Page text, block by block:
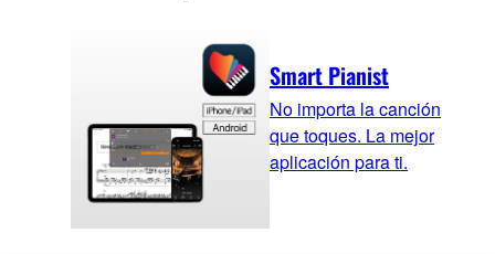
Smart Pianist
No importa la canción
que toques. La mejor
aplicación para ti.